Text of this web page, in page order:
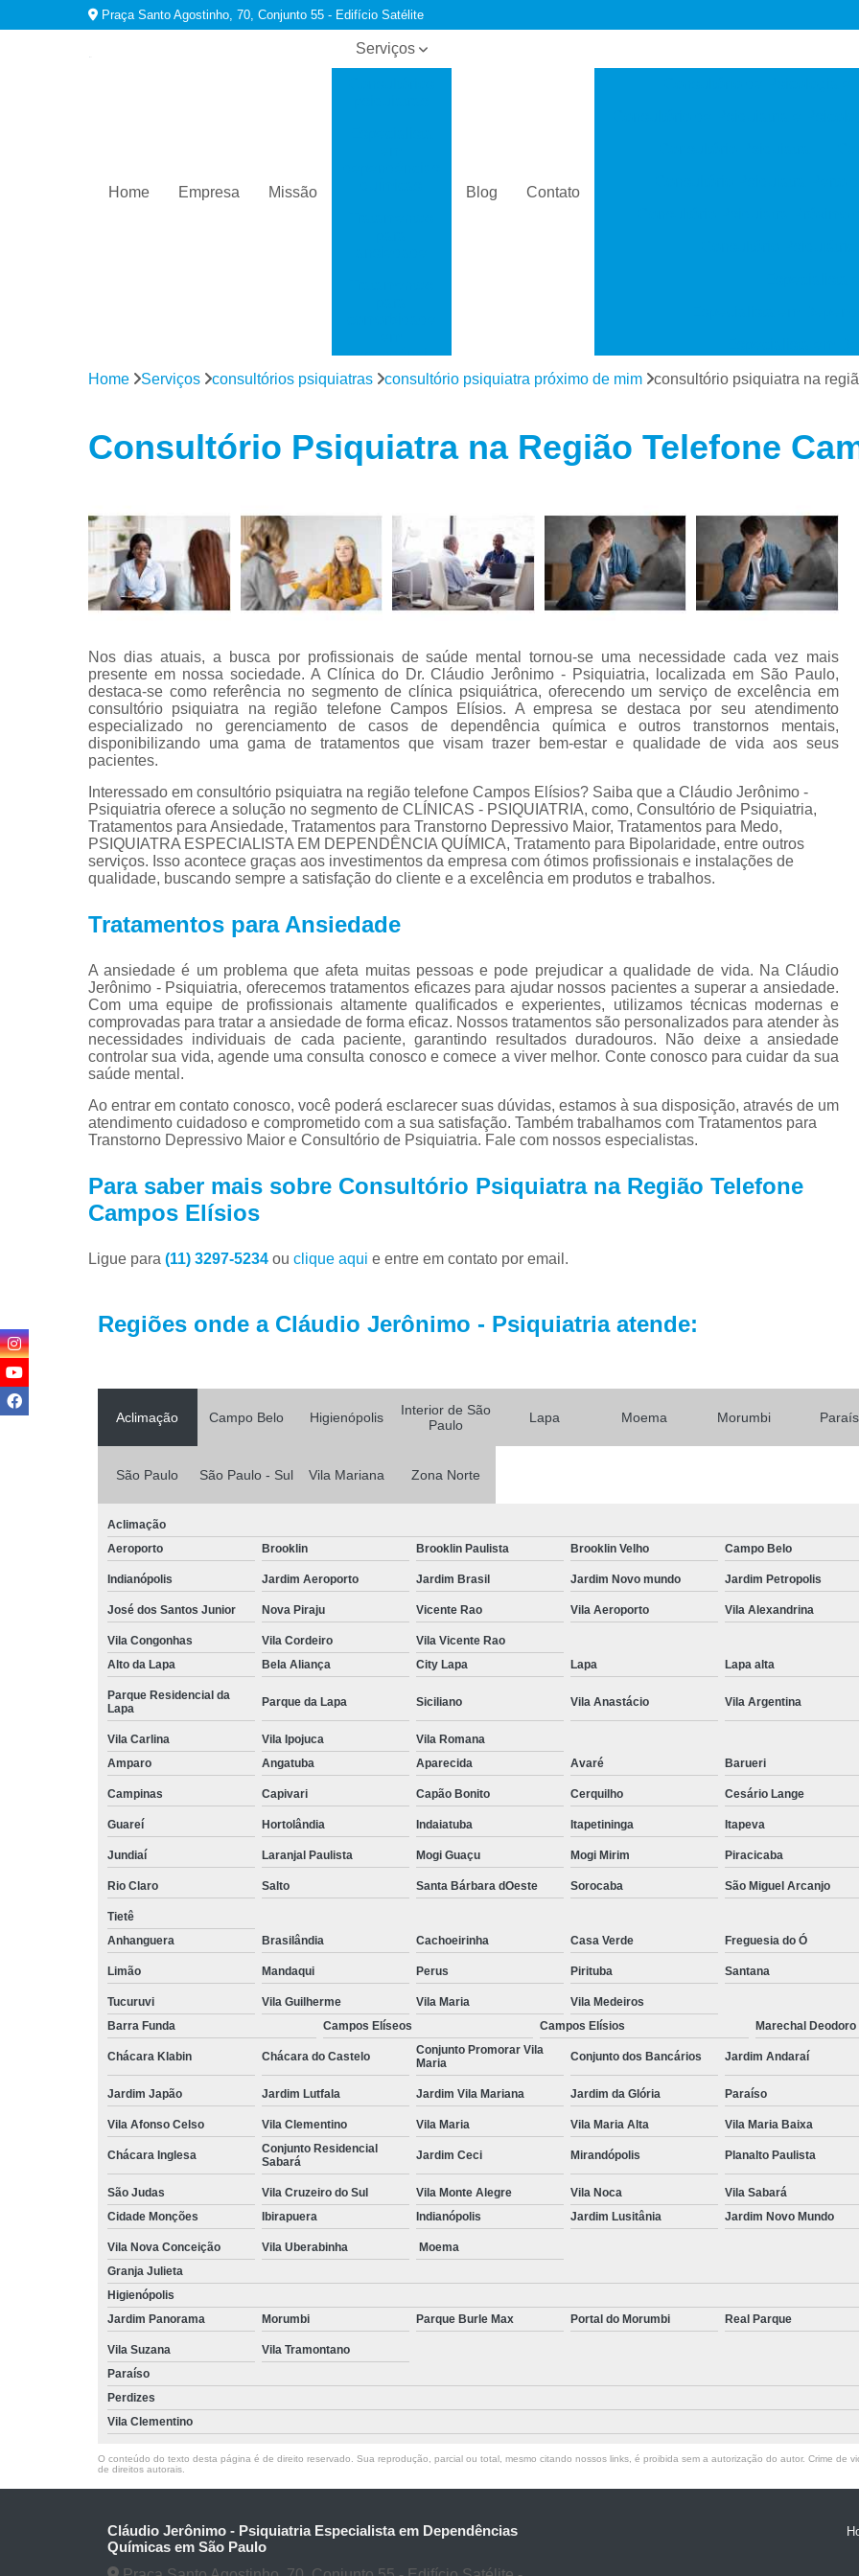
Praça Santo Agostinho, 70, Conjunto 55 - Edifício Satélite
Home Empresa Missão
Serviços
dependência
Tratamentos
Tratamentos
para fobias
para insônia
Tratamentos
para
transtorno
bipolar
para
transtorno de
estresse
Tratamentos
para
transtorno do
Blog Contato
Especialista em
Especialista em
Especialista
Especialista em
Especialista em
Especialista em
Especialista
Tratamento Alternativo para
Tratamento da
Tratamento para Ansiedade
Tratamento para
Tratamento para Ansiedade São
Tratamento
Tratamento para
Tratamento
Tratamento de
Tratamento de
Tratamento de
Tratamento
Tratamento
Tratamento para
Tratamento para
Tratamento Alternativo para
Tratamento
Tratamento para
Tratamentos para Transtorno
Tratamento de
Tratamento para
Tratamento para Fobia Interior de
Tratamento para
Tratamento contra
Tratamento para Insônia
Tratamento
Tratamento Alternativo para
Tratamento para
Tratamento para Pessoa
Tratamento para
Tratamento para
Tratamento do Estresse Pós
Tratamento
Tratamento para
Tratamento
Tratamento da Síndrome do
Tratamento para
Tratamento
Home Serviços consultórios psiquiatras consultório psiquiatra próximo de mim consultório psiquiatra na
Consultório Psiquiatra na Região Telefone
Nos dias atuais, a busca por profissionais de saúde mental tornou-se uma necessidade cada vez mais
presente em nossa sociedade. A Clínica do Dr. Cláudio Jerônimo - Psiquiatria, localizada em São Paulo,
destaca-se como referência no segmento de clínica psiquiátrica, oferecendo um serviço de excelência em
consultório psiquiatra na região telefone Campos Elísios. A empresa se destaca por seu atendimento
especializado no gerenciamento de casos de dependência química e outros transtornos mentais,
disponibilizando uma gama de tratamentos que visam trazer bem-estar e qualidade de vida aos seus
pacientes.
Interessado em consultório psiquiatra na região telefone Campos Elísios? Saiba que a Cláudio Jerônimo -
Psiquiatria oferece a solução no segmento de CLÍNICAS - PSIQUIATRIA, como, Consultório de Psiquiatria,
Tratamentos para Ansiedade, Tratamentos para Transtorno Depressivo Maior, Tratamentos para Medo,
PSIQUIATRA ESPECIALISTA EM DEPENDÊNCIA QUÍMICA, Tratamento para Bipolaridade, entre outros
serviços. Isso acontece graças aos investimentos da empresa com ótimos profissionais e instalações de
qualidade, buscando sempre a satisfação do cliente e a excelência em produtos e trabalhos.
Tratamentos para Ansiedade
A ansiedade é um problema que afeta muitas pessoas e pode prejudicar a qualidade de vida. Na Cláudio
Jerônimo - Psiquiatria, oferecemos tratamentos eficazes para ajudar nossos pacientes a superar a ansiedade.
Com uma equipe de profissionais altamente qualificados e experientes, utilizamos técnicas modernas e
comprovadas para tratar a ansiedade de forma eficaz. Nossos tratamentos são personalizados para atender às
necessidades individuais de cada paciente, garantindo resultados duradouros. Não deixe a ansiedade
controlar sua vida, agende uma consulta conosco e comece a viver melhor. Conte conosco para cuidar da sua
saúde mental.
Ao entrar em contato conosco, você poderá esclarecer suas dúvidas, estamos à sua disposição, através de um
atendimento cuidadoso e comprometido com a sua satisfação. Também trabalhamos com Tratamentos para
Transtorno Depressivo Maior e Consultório de Psiquiatria. Fale com nossos especialistas.
Para saber mais sobre Consultório Psiquiatra na Região Telefone
Campos Elísios
Ligue para (11) 3297-5234 ou clique aqui e entre em contato por email.
Regiões onde a Cláudio Jerônimo - Psiquiatria atende:
Aclimação Campo Belo Higienópolis
Interior de São
Paulo
Lapa Moema Morumbi
São Paulo São Paulo - Sul Vila Mariana Zona Norte
Aclimação
Aeroporto
Brooklin Brooklin Paulista Brooklin Velho Campo Belo
Indianópolis Jardim Aeroporto Jardim Brasil Jardim Novo mundo Jardim Petropolis
José dos Santos Junior Nova Piraju Vicente Rao Vila Aeroporto Vila Alexandrina
Vila Congonhas Vila Cordeiro
Vila Vicente Rao
Alto da Lapa
Bela Aliança City Lapa Lapa Lapa alta
Parque Residencial da
Lapa
Parque da Lapa Siciliano Vila Anastácio Vila Argentina
Vila Carlina Vila Ipojuca
Vila Romana
Amparo
Angatuba Aparecida Avaré Barueri
Campinas Capivari Capão Bonito Cerquilho Cesário Lange
Guareí Hortolândia Indaiatuba Itapetininga Itapeva
Jundiaí Laranjal Paulista Mogi Guaçu Mogi Mirim Piracicaba
Rio Claro Salto Santa Bárbara dOeste Sorocaba São Miguel Arcanjo
Tietê
Anhanguera
Brasilândia Cachoeirinha Casa Verde Freguesia do Ó
Limão Mandaqui Perus Pirituba Santana
Tucuruvi Vila Guilherme Vila Maria
Vila Medeiros
Barra Funda
Campos Elíseos Campos Elísios Marechal Deodoro
Chácara Klabin Chácara do Castelo
Conjunto Promorar Vila
Maria
Conjunto dos Bancários Jardim Andaraí
Jardim Japão Jardim Lutfala Jardim Vila Mariana Jardim da Glória Paraíso
Vila Afonso Celso Vila Clementino Vila Maria Vila Maria Alta Vila Maria Baixa
Chácara Inglesa
Conjunto Residencial
Sabará
Jardim Ceci Mirandópolis Planalto Paulista
São Judas Vila Cruzeiro do Sul Vila Monte Alegre Vila Noca
Vila Sabará
Cidade Monções
Ibirapuera Indianópolis Jardim Lusitânia Jardim Novo Mundo
Vila Nova Conceição Vila Uberabinha
Moema
Granja Julieta
Higienópolis
Jardim Panorama
Morumbi Parque Burle Max Portal do Morumbi Real Parque
Vila Suzana
Vila Tramontano
Paraíso
Perdizes
Vila Clementino
O conteúdo do texto desta página é de direito reservado. Sua reprodução, parcial ou total, mesmo citando nossos links, é proibida sem a autorização do autor. Crime de
de direitos autorais
Cláudio Jerônimo - Psiquiatria Especialista em Dependências
Químicas em São Paulo